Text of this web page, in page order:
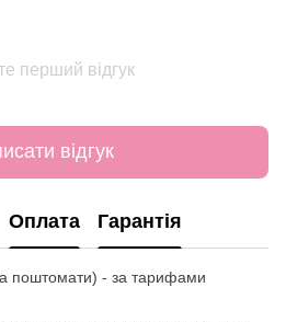
перший відгук
відгук
Оплата Гарантія
поштомати) - за тарифами